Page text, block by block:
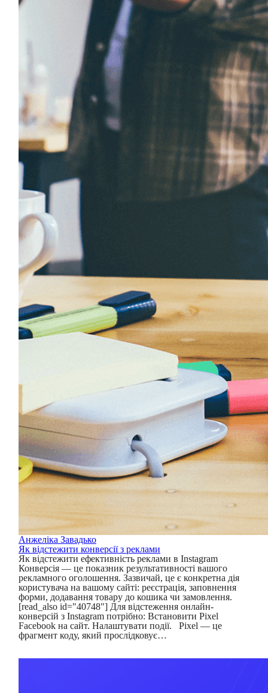
Анжеліка Завадько
Як відстежити конверсії з реклами
Як відстежити ефективність реклами в Instagram
Конверсія — це показник результативності вашого
рекламного оголошення. Зазвичай, це є конкретна дія
користувача на вашому сайті: реєстрація, заповнення
форми, додавання товару до кошика чи замовлення.
[read_also id="40748"] Для відстеження онлайн-
конверсій з Instagram потрібно: Встановити Pixel
Facebook на сайт. Налаштувати події. Pixel — це
фрагмент коду, який прослідковує…